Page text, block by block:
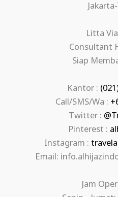
Litta
Consultant
Siap
Kantor :
Call/SMS/Wa :
Twitter :
Pinterest :
Instagram :
Email:
Jam